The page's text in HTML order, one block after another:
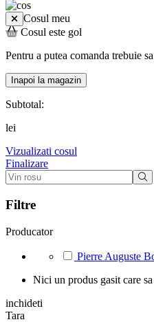
Cosul meu
Cosul este gol
Pentru a putea comanda trebuie
Inapoi la magazin
Subtotal:
lei
Vizualizati cosul
Finalizare
Filtre
Producator
Pierre Auguste
Nici un produs gasit care
inchideti
Tara